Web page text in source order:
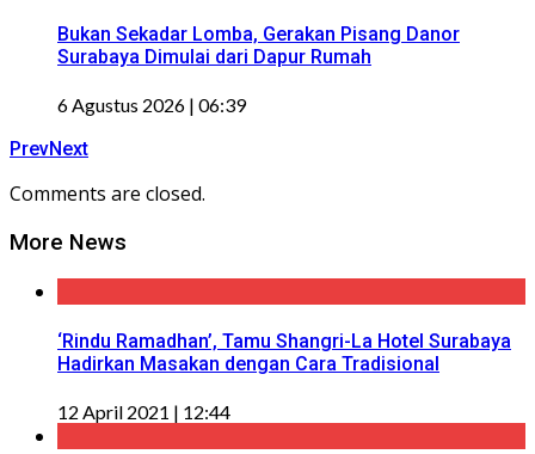
Bukan Sekadar Lomba, Gerakan Pisang Danor
Surabaya Dimulai dari Dapur Rumah
6 Agustus 2026 | 06:39
PrevNext
Comments are closed.
More News
‘Rindu Ramadhan’, Tamu Shangri-La Hotel Surabaya
Hadirkan Masakan dengan Cara Tradisional
12 April 2021 | 12:44